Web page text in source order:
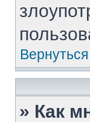
» Как